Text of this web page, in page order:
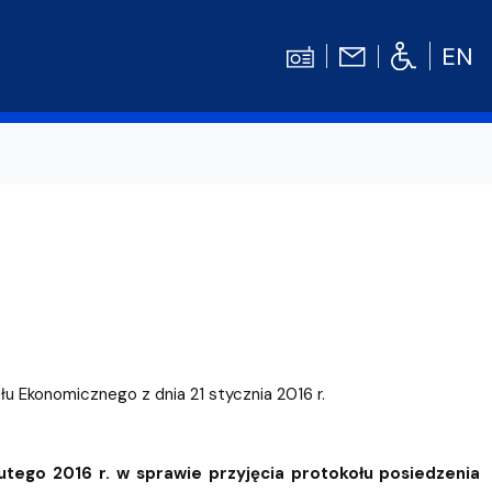
EN
Centrum Języków Obcych UG
Ekonomicznego z dnia 21 stycznia 2016 r.
2016 r. w sprawie przyjęcia protokołu posiedzenia